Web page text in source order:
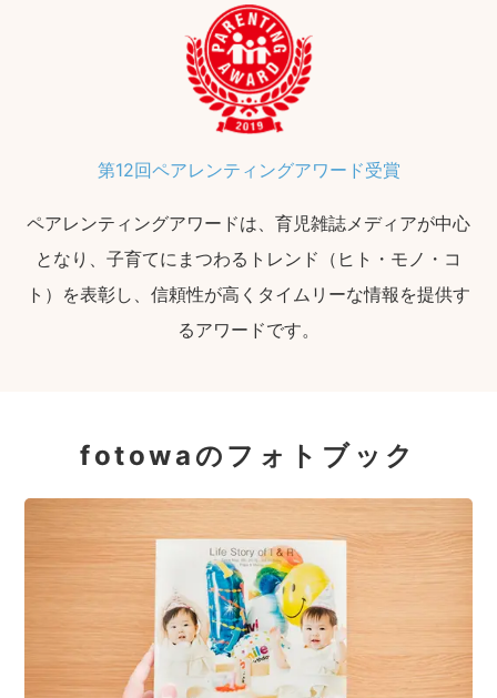
第12回ペアレンティングアワード受賞
ペアレンティングアワードは、育児雑誌メディアが中心
となり、子育てにまつわるトレンド（ヒト・モノ・コ
ト）を表彰し、信頼性が高くタイムリーな情報を提供す
るアワードです。
fotowaのフォトブック